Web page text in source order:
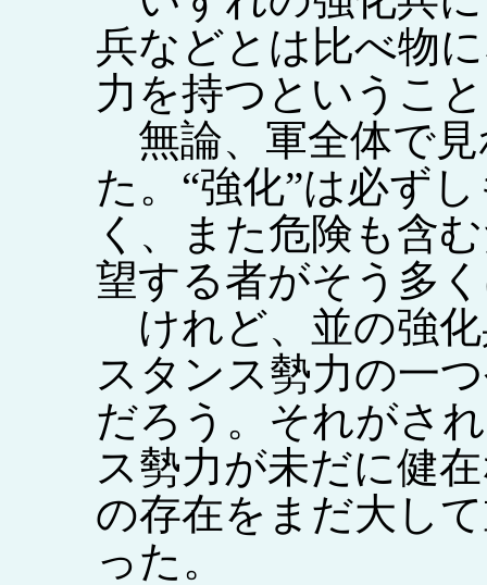
兵などとは比べ物
力を持つというこ
無論、軍全体で見
た。“強化”は必ず
く、また危険も含
望する者がそう多
けれど、並の強
スタンス勢力の一
だろう。それがさ
ス勢力が未だに健
の存在をまだ大し
った。